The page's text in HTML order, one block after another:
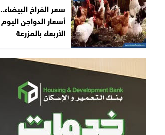
سعر الفراخ البيضاء..
أسعار الدواجن اليوم
الأربعاء بالمزرعة